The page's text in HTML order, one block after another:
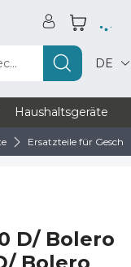
DE
Haushaltsgeräte
Ersatzteile für
D/ Bolero